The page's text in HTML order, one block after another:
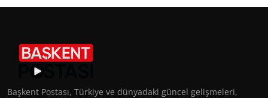
Başkent Postası, Türkiye ve dünyadaki güncel gelişmeleri,